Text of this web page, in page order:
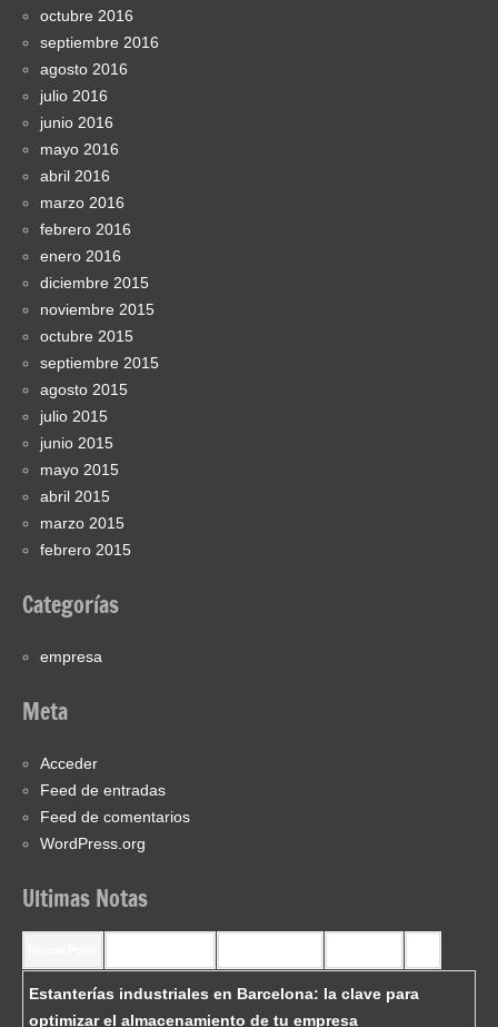
octubre 2016
septiembre 2016
agosto 2016
julio 2016
junio 2016
mayo 2016
abril 2016
marzo 2016
febrero 2016
enero 2016
diciembre 2015
noviembre 2015
octubre 2015
septiembre 2015
agosto 2015
julio 2015
junio 2015
mayo 2015
abril 2015
marzo 2015
febrero 2015
Categorías
empresa
Meta
Acceder
Feed de entradas
Feed de comentarios
WordPress.org
Ultimas Notas
Estanterías industriales en Barcelona: la clave para
optimizar el almacenamiento de tu empresa